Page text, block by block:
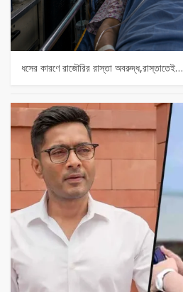
ধসের কারণে রাজৌরির রাস্তা অবরুদ্ধ,রাস্তাতেই…